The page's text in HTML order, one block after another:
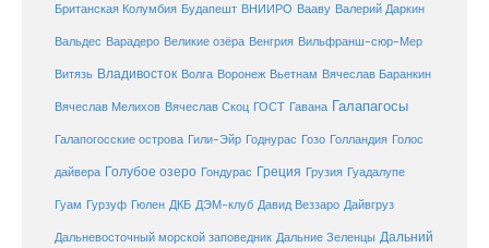
Британская Колумбия Будапешт ВНИИРО Вааву Валерий Даркин
Вальдес Варадеро Великие озёра Венгрия Вильфранш-сюр-Мер
Витязь Владивосток Волга Воронеж Вьетнам Вячеслав Баранкин
Вячеслав Мелихов Вячеслав Скоц ГОСТ Гавана Галапагосы
Галапогосские острова Гили-Эйр Годнурас Гозо Голландия Голос
дайвера Голубое озеро Гондурас Греция Грузия Гуадалупе
Гуам Гурзуф Гюлен ДКБ ДЭМ-клуб Давид Веззаро Дайвгруз
Дальневосточный морской заповедник Дальние Зеленцы Дальний